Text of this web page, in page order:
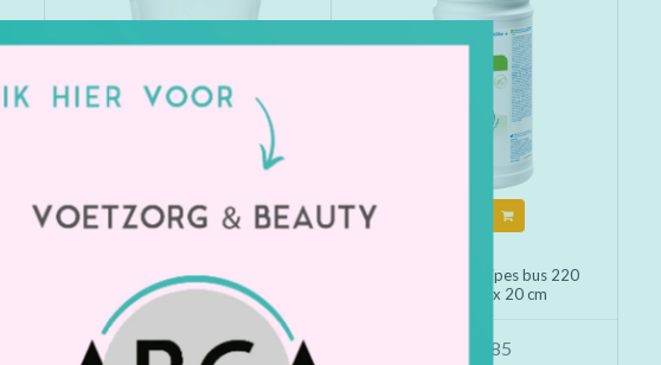
Kopen
Schülke Mikrozid sensitive
wipes navulling 20 x 20 cm (
€14,95
Mikrozid AF Wipes bus 220
tissues 20 x 20 cm
€15,85